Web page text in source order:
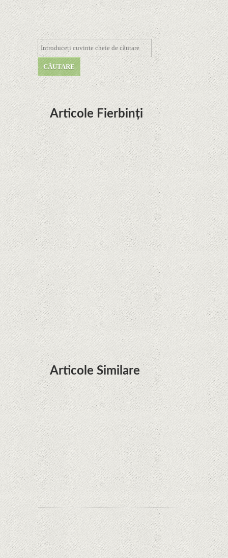
Articole Fierbinți
Dota Anime venind la Netflix în această lună de
la Legenda Korra Studio Mir
Curtea Supremă reglementează în favoarea
Google în Oracle Java Fight
Zvon: aplicațiile Google nu se mai pot instala pe
terminalele Huawei cu procesoare Kirin
Huawei P50 primeşte o posibilă dată de lansare
şi e mai curând decât credeam; Are cameră
telephoto cu zoom optic variabil
Articole Similare